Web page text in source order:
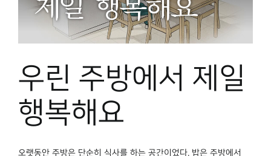
우린 주방에서 제일
행복해요
오랫동안 주방은 단순히 식사를 하는 공간이었다. 밥은 주방에서